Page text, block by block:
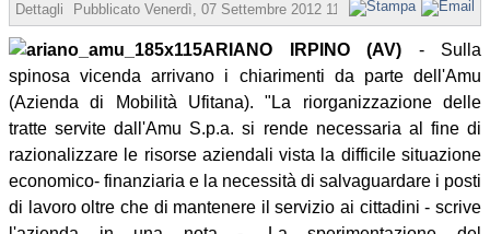
Dettagli Pubblicato Venerdì, 07 Settembre 2012 11:09 Scritto da
ARIANO IRPINO (AV) - Sulla
spinosa vicenda arrivano i chiarimenti da parte dell'Amu
(Azienda di Mobilità Ufitana). "La riorganizzazione delle
tratte servite dall'Amu S.p.a. si rende necessaria al fine di
razionalizzare le risorse aziendali vista la difficile situazione
economico- finanziaria e la necessità di salvaguardare i posti
di lavoro oltre che di mantenere il servizio ai cittadini - scrive